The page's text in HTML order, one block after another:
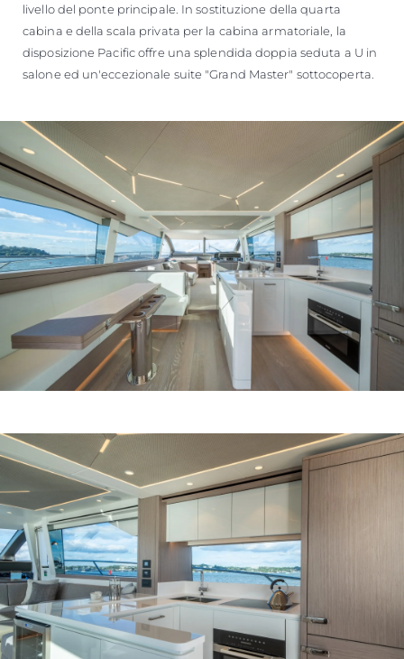
livello del ponte principale. In sostituzione della quarta
cabina e della scala privata per la cabina armatoriale, la
disposizione Pacific offre una splendida doppia seduta a U in
salone ed un'eccezionale suite "Grand Master" sottocoperta.